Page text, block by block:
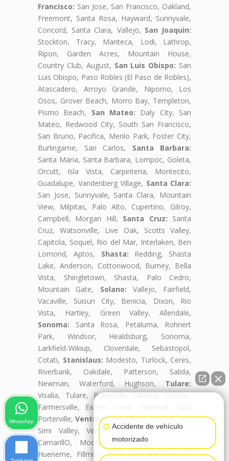
Francisco: San Jose, San Francisco, Oakland,
Freemont, Santa Rosa, Hayward, Sunnyvale,
Concord, Santa Clara, Vallejo, San Joaquin:
Stockton, Tracy, Manteca, Lodi, Lathrop,
Ripon, Garden Acres, Mountain House,
Country Club, August, San Luis Obispo: San
Luis Obispo, Paso Robles (El Paso de Robles),
Atascadero, Arroyo Grande, Nipomo, Los
Osos, Grover Beach, Morro Bay, Templeton,
Pismo Beach, San Mateo: Daly City, San
Mateo, Redwood City, South San Francisco,
San Bruno, Pacifica, Menlo Park, Foster City,
Burlingame, San Carlos, Santa Barbara:
Santa Maria, Santa Barbara, Lompoc, Goleta,
Orcutt, Isla Vista, Carpinteria, Montecito,
Guadalupe, Vandenberg Village, Santa Clara:
San Jose, Sunnyvale, Santa Clara, Mountain
View, Milpitas, Palo Alto, Cupertino, Gilroy,
Campbell, Morgan Hill, Santa Cruz: Santa
Cruz, Watsonville, Live Oak, Scotts Valley,
Capitola, Soquel, Rio del Mar, Interlaken, Ben
Lomond, Aptos, Shasta: Redding, Shasta
Lake, Anderson, Cottonwood, Burney, Bella
Vista, Shingletown, Shasta, Palo Cedro,
Mountain Gate, Solano: Vallejo, Fairfield,
Vacaville, Suisun City, Benicia, Dixon, Rio
Vista, Hartley, Green Valley, Allendale,
Sonoma: Santa Rosa, Petaluma, Rohnert
Park, Windsor, Healdsburg, Sonoma,
Larkfield-Wikiup, Cloverdale, Sebastopol,
Cotati, Stanislaus: Modesto, Turlock, Ceres,
Riverbank, Oakdale, Patterson, Salida,
Newman, Waterford, Hughson, Tulare:
Visalia, Tulare, Porterville, Dinuba, Lindsay,
Farmersville, Exeter, Orosi, Earlimart, East
Porterville, Ventura:Oxnard, Thousand Oaks,
Simi Valley, Ventura (San Buenaventura),
CamarillO, Moorpark, Santa Paula, Port
Hueneme, Fillmore, Oak Park,Yolo:Davis,
Accidente de vehículo
motorizado
WhatsApp